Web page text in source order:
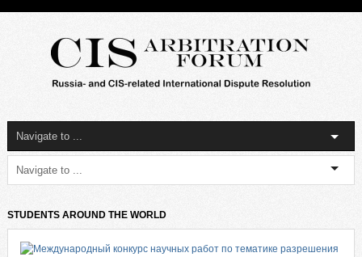
STUDENTS AROUND THE WORLD